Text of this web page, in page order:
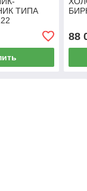
ТИПА
88